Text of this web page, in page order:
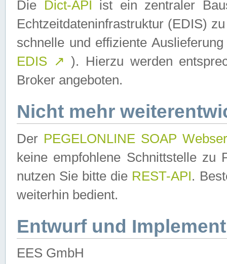
Die Dict-API ist ein zentraler
Echtzeitdateninfrastruktur (EDIS)
schnelle und effiziente
EDIS ↗ ). Hierzu werden
Broker angeboten.
Nicht mehr
Der PEGELONLINE SOAP
keine empfohlene Schnittstelle zu
nutzen Sie bitte die REST-API.
weiterhin bedient.
Entwurf und
EES GmbH